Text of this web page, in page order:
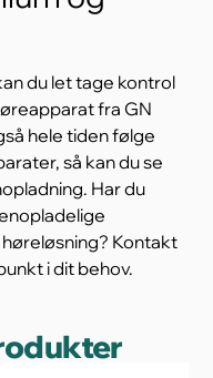
du let tage kontrol
fra GN
hele tiden følge
så kan du se
Har du
Kontakt
i dit behov.